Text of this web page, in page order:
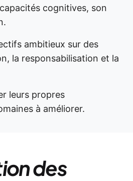
cognitives, son
ambitieux sur des
la responsabilisation et la
leurs propres
à améliorer.
des